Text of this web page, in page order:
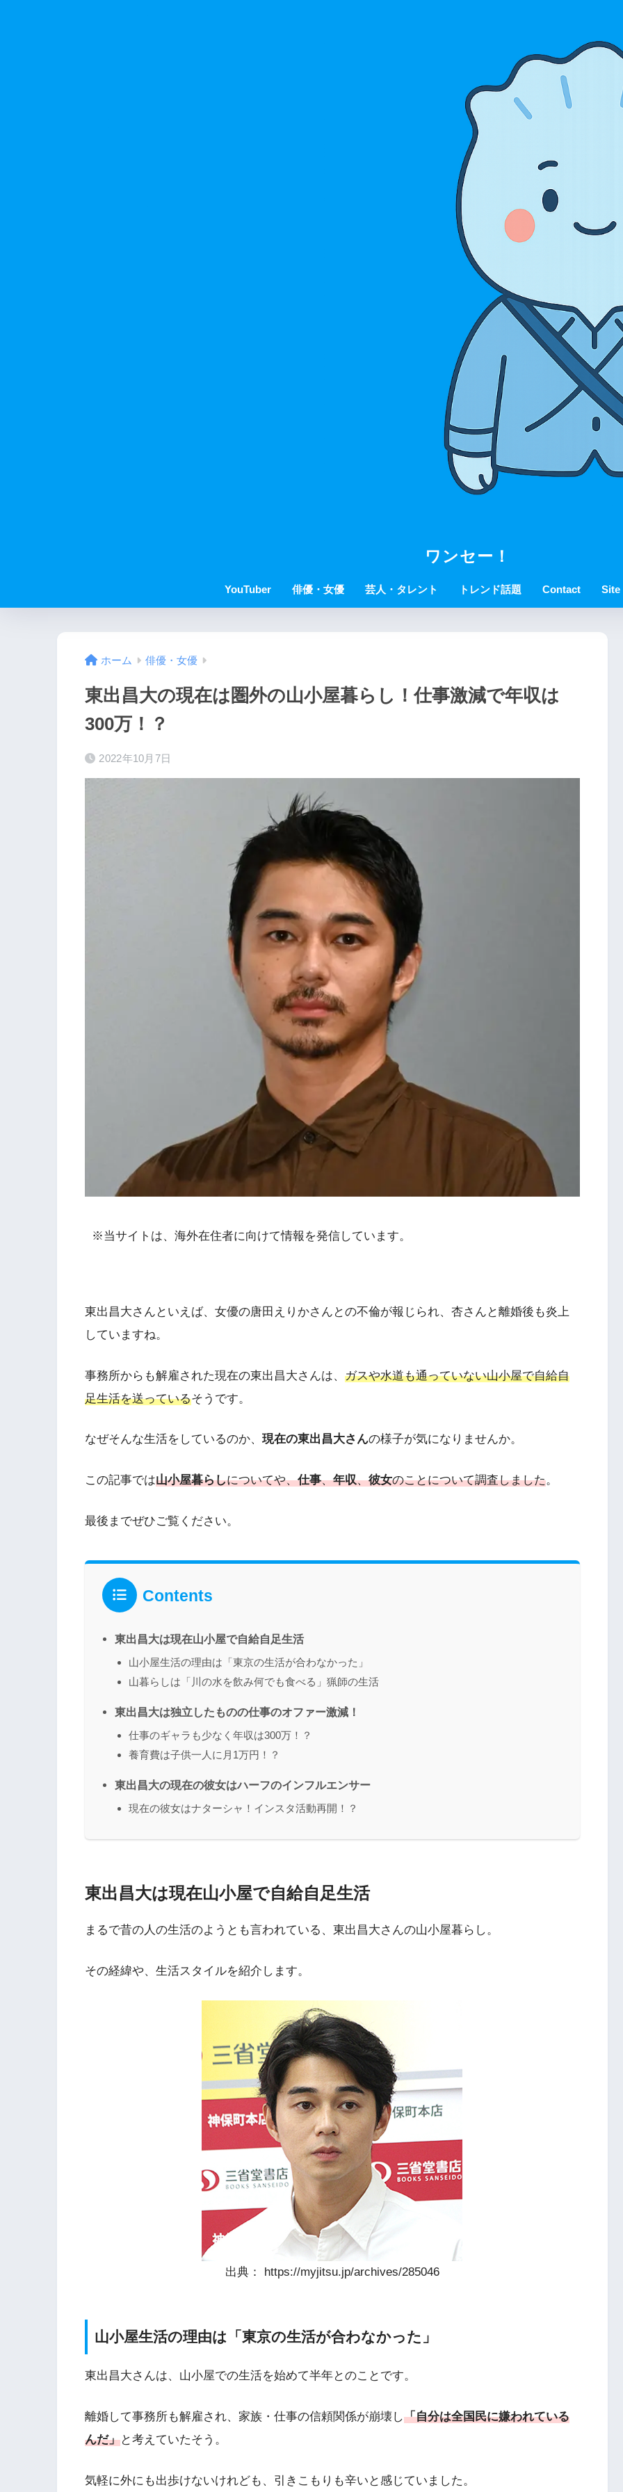
ワンセー！
YouTuber 俳優・女優 芸人・タレント トレンド話題 Contact Site
ホーム 俳優・女優
東出昌大の現在は圏外の山小屋暮らし！仕事激減で年収は
300万！？
2022年10月7日
※当サイトは、海外在住者に向けて情報を発信しています。
東出昌大さんといえば、女優の唐田えりかさんとの不倫が報じられ、杏さんと離婚後も炎上
していますね。
事務所からも解雇された現在の東出昌大さんは、 ガスや水道も通っていない山小屋で自給自
足生活を送っているそうです。
なぜそんな生活をしているのか、 現在の東出昌大さんの様子が気になりませんか。
この記事では山小屋暮らしについてや、仕事、年収、彼女のことについて調査しました。
最後までぜひご覧ください。
Contents
東出昌大は現在山小屋で自給自足生活
山小屋生活の理由は「東京の生活が合わなかった」
山暮らしは「川の水を飲み何でも食べる」猟師の生活
東出昌大は独立したものの仕事のオファー激減！
仕事のギャラも少なく年収は300万！？
養育費は子供一人に月1万円！？
東出昌大の現在の彼女はハーフのインフルエンサー
現在の彼女はナターシャ！インスタ活動再開！？
東出昌大は現在山小屋で自給自足生活
まるで昔の人の生活のようとも言われている、東出昌大さんの山小屋暮らし。
その経緯や、生活スタイルを紹介します。
出典： https://myjitsu.jp/archives/285046
山小屋生活の理由は「東京の生活が合わなかった」
東出昌大さんは、山小屋での生活を始めて半年とのことです。
離婚して事務所も解雇され、家族・仕事の信頼関係が崩壊し「自分は全国民に嫌われている
んだ」と考えていたそう。
気軽に外にも出歩けないけれども、引きこもりも辛いと感じていました。